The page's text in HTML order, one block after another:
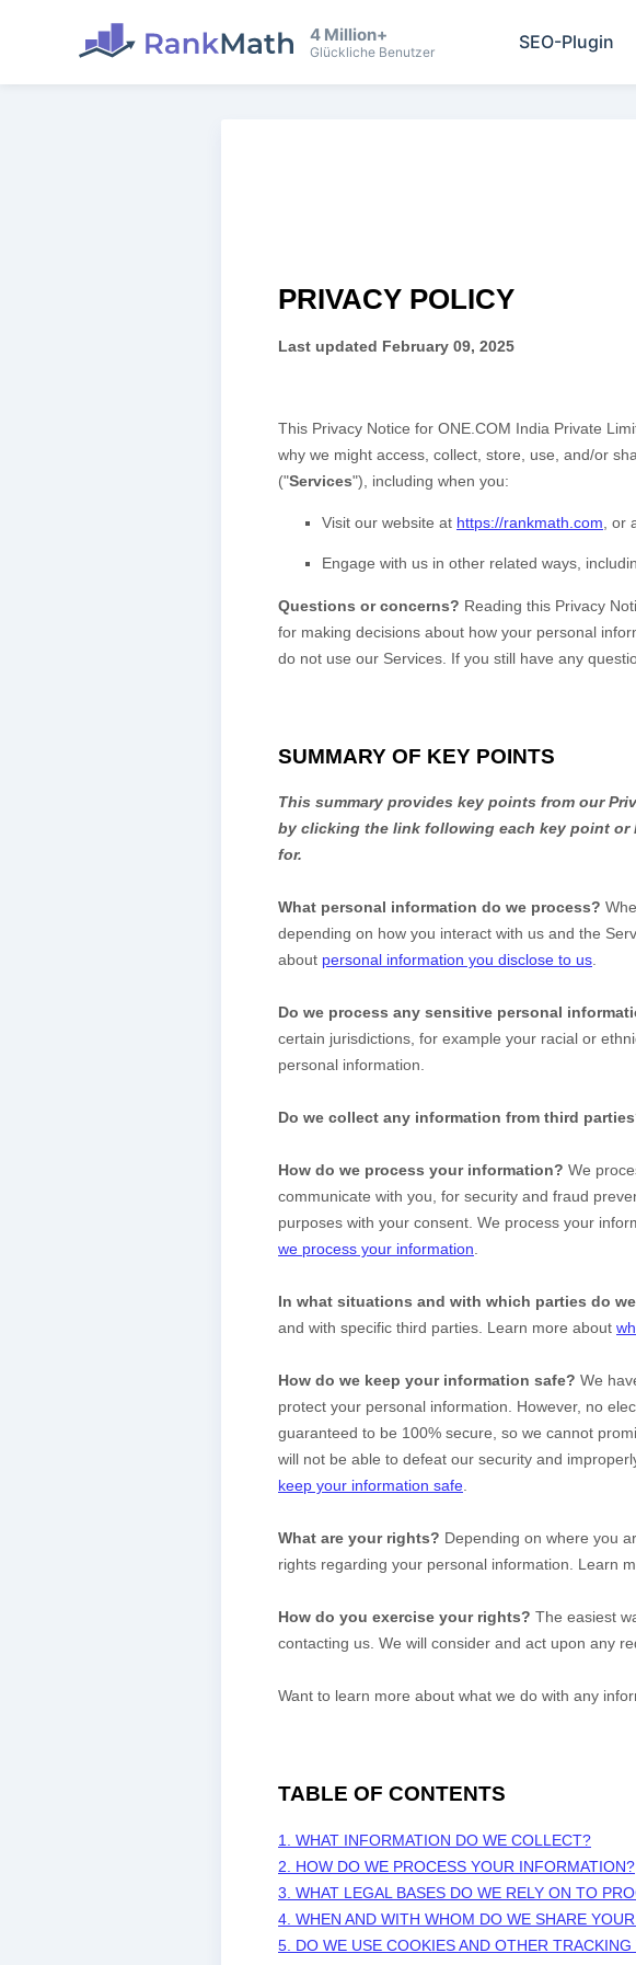
4 Million+
Glückliche Benutzer SEO-Plugin